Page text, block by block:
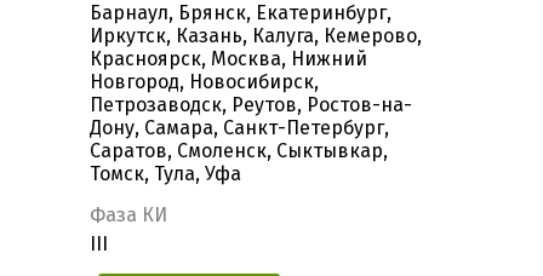
Барнаул, Брянск, Екатеринбург,
Иркутск, Казань, Калуга, Кемерово,
Красноярск, Москва, Нижний
Новгород, Новосибирск,
Петрозаводск, Реутов, Ростов-на-
Дону, Самара, Санкт-Петербург,
Саратов, Смоленск, Сыктывкар,
Томск, Тула, Уфа
Фаза КИ